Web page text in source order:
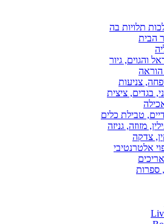
תלויות בה
הבית
והגוים, גיור
הוראה
צניעות
בגדים, ציצית
טבילת כלים
מזוזה, גניזה
צדקה
אלטרנטיבי
ספרות